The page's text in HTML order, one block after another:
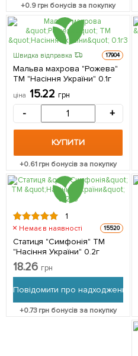
+0.9грн бонусів за покупку
Швидка відправка 17904
Мальва махрова "Рожева"
ТМ "Насіння України" 0.1г
ціна 15.22 грн
- +
КУПИТИ
+0.61грн бонусів за покупку
1
Немає в наявності 15520
Статиця "Симфонія" ТМ
"Насіння України" 0.2г
18.26 грн
Повідомити про надходження
+0.73грн бонусів за покупку